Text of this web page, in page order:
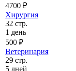
4700 ₽
Хирургия
32 стр.
1 день
500 ₽
Ветеринария
29 стр.
5 дней